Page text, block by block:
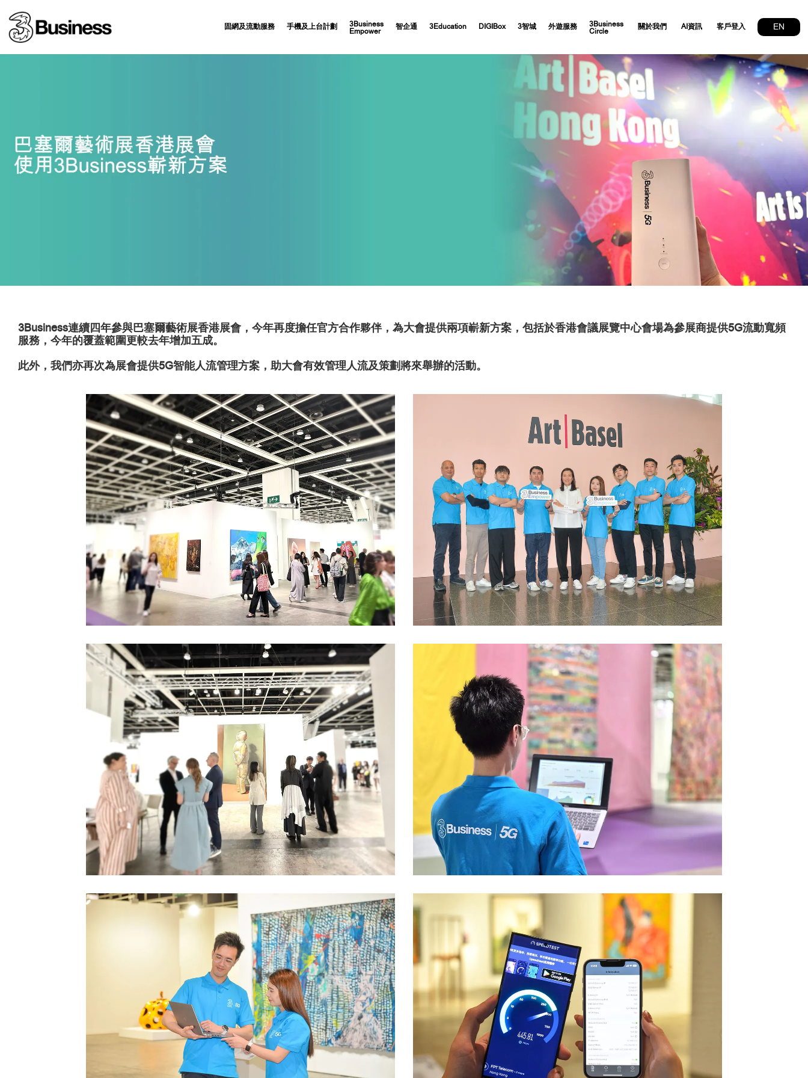
固網及流動服務 手機及上台計劃
3Business
Empower
智企通 3Education DIGIBox 3智城 外遊服務
3Business
Circle
關於我們 AI資訊 客戶登入 EN
3Business連續四年參與巴塞爾藝術展香港展會，今年再度擔任官方合作夥伴，為大會提供兩項嶄新方案，包括於香港會議展覽中心會場為參展商提供5G流動寬頻
服務，今年的覆蓋範圍更較去年增加五成。
此外，我們亦再次為展會提供5G智能人流管理方案，助大會有效管理人流及策劃將來舉辦的活動。